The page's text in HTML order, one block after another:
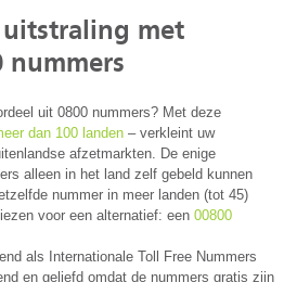
uitstraling met
nummers
uit 0800 nummers? Met deze
dan 100 landen – verkleint uw
afzetmarkten. De enige
alleen in het land zelf gebeld kunnen
nummer in meer landen (tot 45)
voor een alternatief: een00800
als Internationale Toll Free Nummers
en geliefd omdat de nummers gratis zijn